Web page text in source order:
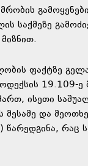
საქმეზე
ფაქტზე
19.109-ე
ისეთი
და
რაც